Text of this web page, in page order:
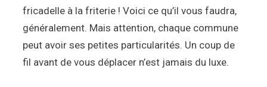
fricadelle à la friterie ! Voici ce qu’il vous faudra,
généralement. Mais attention, chaque commune
peut avoir ses petites particularités. Un coup de
fil avant de vous déplacer n’est jamais du luxe.